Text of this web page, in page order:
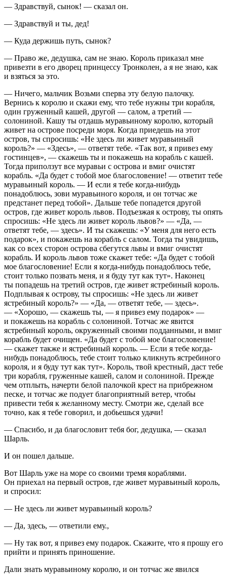
— Здравствуй, сынок! — сказал он.
— Здравствуй и ты, дед!
— Куда держишь путь, сынок?
— Право же, дедушка, сам не знаю. Король приказал мне
привезти в его дворец принцессу Тронколен, а я не знаю, как
и взяться за это.
— Ничего, мальчик Возьми сперва эту белую палочку.
Вернись к королю и скажи ему, что тебе нужны три корабля,
один груженный кашей, другой — салом, а третий —
солониной. Кашу ты отдашь муравьиному королю, который
живет на острове посреди моря. Когда приедешь на этот
остров, ты спросишь: «Не здесь ли живет муравьиный
король?» — «Здесь», — ответят тебе. «Так вот, я привез ему
гостинцев», — скажешь ты и покажешь на корабль с кашей.
Тогда приползут все муравьи с острова и вмиг очистят
корабль. «Да будет с тобой мое благословение! — ответит тебе
муравьиный король. — И если я тебе когда-нибудь
понадоблюсь, зови муравьиного короля, и он тотчас же
предстанет перед тобой». Дальше тебе попадется другой
остров, где живет король львов. Подъезжая к острову, ты опять
спросишь: «Не здесь ли живет король львов?» — «Да, —
ответят тебе, — здесь». И ты скажешь: «У меня для него есть
подарок», и покажешь на корабль с салом. Тогда ты увидишь,
как со всех сторон острова сбегутся львы и вмиг очистят
корабль. И король львов тоже скажет тебе: «Да будет с тобой
мое благословение! Если я когда-нибудь понадоблюсь тебе,
стоит только позвать меня, и я буду тут как тут». Наконец
ты попадешь на третий остров, где живет ястребиный король.
Подплывая к острову, ты спросишь: «Не здесь ли живет
ястребиный король?» — «Да, — ответят тебе, — здесь».
— «Хорошо, — скажешь ты, — я привез ему подарок» —
и покажешь на корабль с солониной. Тотчас же явится
ястребиный король, окруженный своими подданными, и вмиг
корабль будет очищен. «Да будет с тобой мое благословение!
— скажет также и ястребиный король. — Если я тебе когда-
нибудь понадоблюсь, тебе стоит только кликнуть ястребиного
короля, и я буду тут как тут». Король, твой крестный, даст тебе
три корабля, груженные кашей, салом и солониной. Прежде
чем отплыть, начерти белой палочкой крест на прибрежном
песке, и тотчас же подует благоприятный ветер, чтобы
привести тебя к желанному месту. Смотри же, сделай все
точно, как я тебе говорил, и добьешься удачи!
— Спасибо, и да благословит тебя бог, дедушка, — сказал
Шарль.
И он пошел дальше.
Вот Шарль уже на море со своими тремя кораблями.
Он приехал на первый остров, где живет муравьиный король,
и спросил:
— Не здесь ли живет муравьиный король?
— Да, здесь, — ответили ему.,
— Ну так вот, я привез ему подарок. Скажите, что я прошу его
прийти и принять приношение.
Дали знать муравьиному королю, и он тотчас же явился